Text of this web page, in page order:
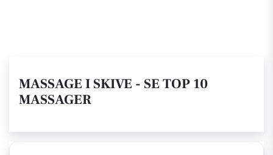
MASSAGE I SKIVE - SE TOP 10
MASSAGER